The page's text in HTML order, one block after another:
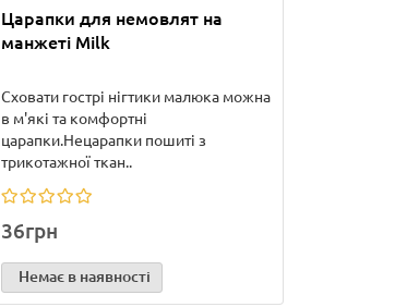
Царапки для немовлят на
манжеті Milk
Сховати гострі нігтики малюка можна
в м'які та комфортні
царапки.Нецарапки пошиті з
трикотажної ткан..
36грн
Немає в наявності